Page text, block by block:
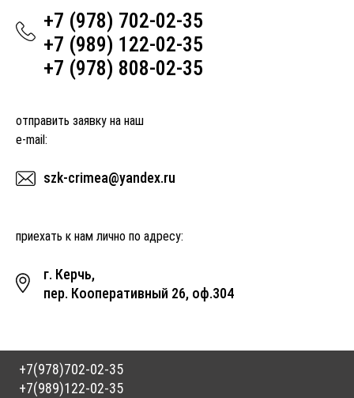
+7 (978) 702-02-35
+7 (989) 122-02-35
+7 (978) 808-02-35
отправить заявку на наш
e-mail:
szk-crimea@yandex.ru
приехать к нам лично по адресу:
г. Керчь,
пер. Кооперативный 26, оф.304
+7(978)702-02-35
+7(989)122-02-35